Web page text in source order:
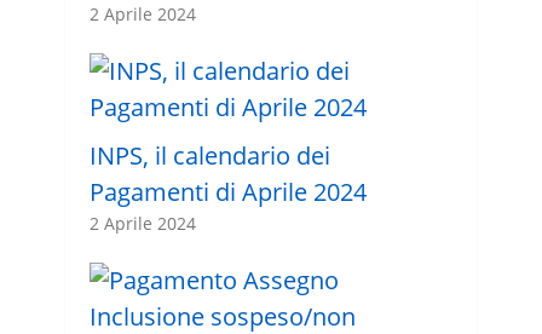
2 Aprile 2024
INPS, il calendario dei
Pagamenti di Aprile 2024
2 Aprile 2024